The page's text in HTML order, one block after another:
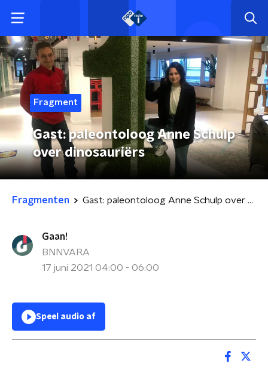
Fragment
Gast: paleontoloog Anne Schulp
over dinosauriërs
Fragmenten Gast: paleontoloog Anne Schulp over dinosauriërs
Gaan!
BNNVARA
17 juni 2021 04:00 - 06:00
Speel audio af